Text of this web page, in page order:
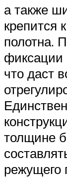
а также
крепится
полотна.
что даст
толщине
режущего